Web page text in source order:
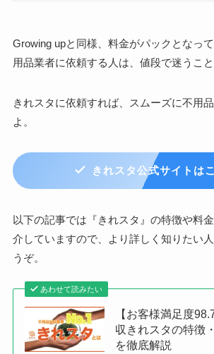
Growing upと同様、料金がパックとなっ
用品業者に依頼する人は、値段で迷うこと
きれスタに依頼すれば、スムーズに不用
よ。
きれスタ公式サイトは
以下の記事では『きれスタ』の特徴や料
介していますので、より詳しく知りたい
うぞ。
あわせて読みたい
【お客様満足度
収きれスタの特徴
を徹底解説